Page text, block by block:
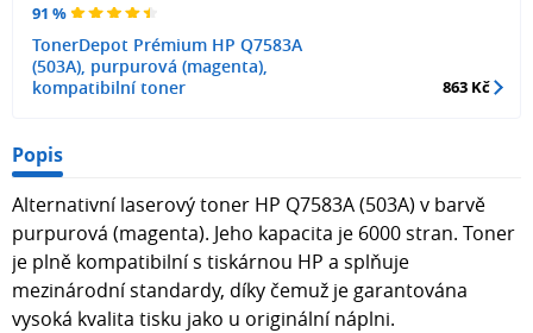
91 %
TonerDepot Prémium HP Q7583A
(503A), purpurová (magenta),
kompatibilní toner
863 Kč
Popis
Alternativní laserový toner HP Q7583A (503A) v barvě
purpurová (magenta). Jeho kapacita je 6000 stran. Toner
je plně kompatibilní s tiskárnou HP a splňuje
mezinárodní standardy, díky čemuž je garantována
vysoká kvalita tisku jako u originální náplni.